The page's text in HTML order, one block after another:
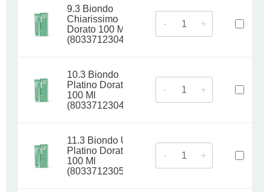
9.3 Biondo
Chiarissimo
Dorato 100 Ml
(8033712304984)
- +
10.3 Biondo
Platino Dorato
100 Ml
(8033712304991)
- +
11.3 Biondo Ultra
Platino Dorato
100 Ml
(8033712305004)
- +